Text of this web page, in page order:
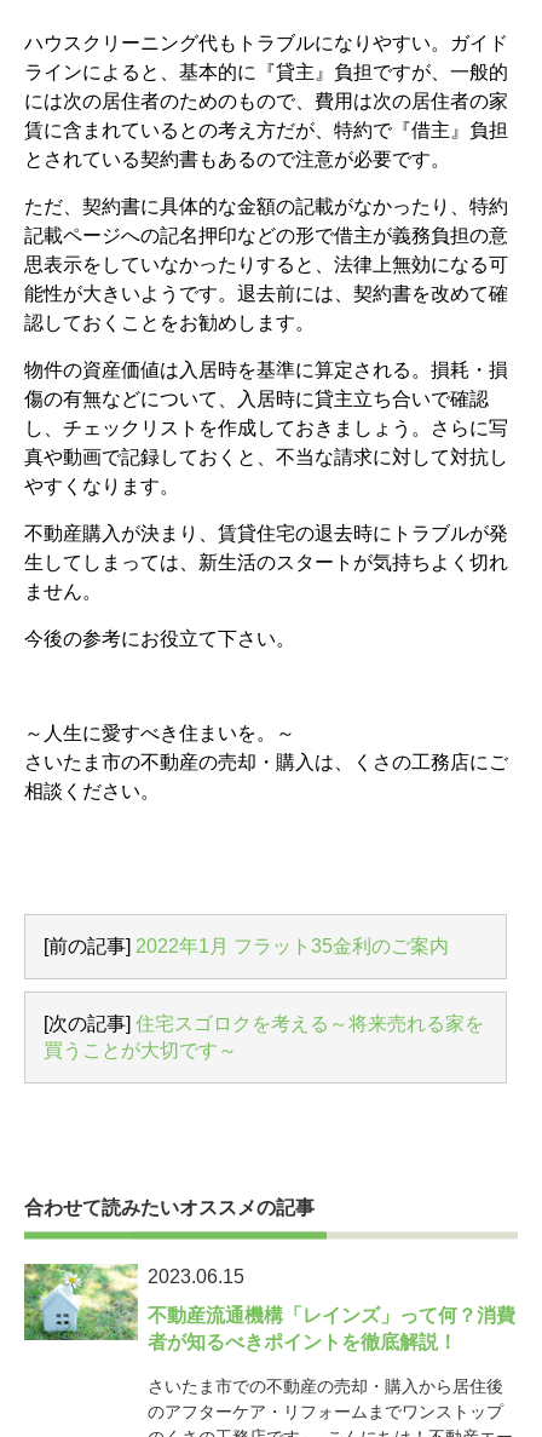
ハウスクリーニング代もトラブルになりやすい。ガイド
ラインによると、基本的に『貸主』負担ですが、一般的
には次の居住者のためのもので、費用は次の居住者の家
賃に含まれているとの考え方だが、特約で『借主』負担
とされている契約書もあるので注意が必要です。
ただ、契約書に具体的な金額の記載がなかったり、特約
記載ページへの記名押印などの形で借主が義務負担の意
思表示をしていなかったりすると、法律上無効になる可
能性が大きいようです。退去前には、契約書を改めて確
認しておくことをお勧めします。
物件の資産価値は入居時を基準に算定される。損耗・損
傷の有無などについて、入居時に貸主立ち合いで確認
し、チェックリストを作成しておきましょう。さらに写
真や動画で記録しておくと、不当な請求に対して対抗し
やすくなります。
不動産購入が決まり、賃貸住宅の退去時にトラブルが発
生してしまっては、新生活のスタートが気持ちよく切れ
ません。
今後の参考にお役立て下さい。
～人生に愛すべき住まいを。～
さいたま市の不動産の売却・購入は、くさの工務店にご
相談ください。
[前の記事] 2022年1月 フラット35金利のご案内
[次の記事] 住宅スゴロクを考える～将来売れる家を
買うことが大切です～
合わせて読みたいオススメの記事
2023.06.15
不動産流通機構「レインズ」って何？消費
者が知るべきポイントを徹底解説！
さいたま市での不動産の売却・購入から居住後
のアフターケア・リフォームまでワンストップ